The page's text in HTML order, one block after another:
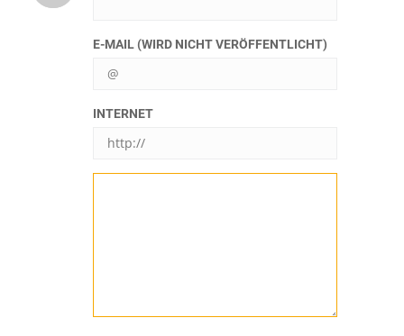
E-MAIL (WIRD NICHT VERÖFFENTLICHT)
INTERNET